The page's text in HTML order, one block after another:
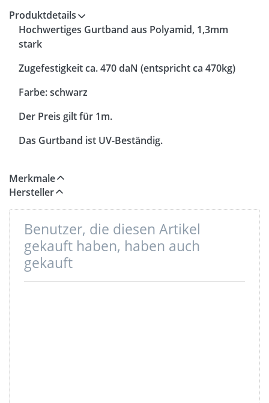
Produktdetails
Hochwertiges Gurtband aus Polyamid, 1,3mm
stark
Zugefestigkeit ca. 470 daN (entspricht ca 470kg)
Farbe: schwarz
Der Preis gilt für 1m.
Das Gurtband ist UV-Beständig.
Merkmale
Hersteller
Benutzer, die diesen Artikel
gekauft haben, haben auch
gekauft